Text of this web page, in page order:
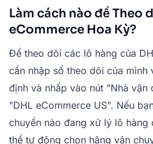
Làm cách nào để Theo
eCommerce Hoa Kỳ?
Để theo dõi các lô hàng của
cần nhập số theo dõi của
định và nhấp vào nút "Nhà vận
"DHL eCommerce US". Nếu
chuyển nào đang xử lý lô hàng
thể tự động chọn hãng vận